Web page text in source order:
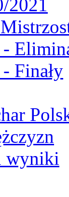
2021
Finały
wyniki